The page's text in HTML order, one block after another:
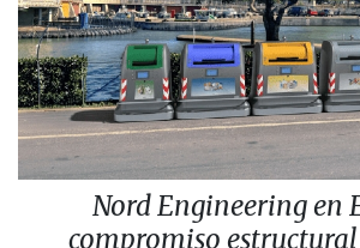
Nord Engineering en
compromiso